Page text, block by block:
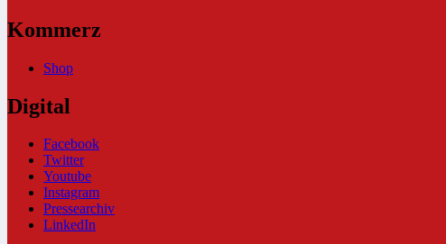
Kommerz
Shop
Digital
Facebook
Twitter
Youtube
Instagram
Pressearchiv
LinkedIn